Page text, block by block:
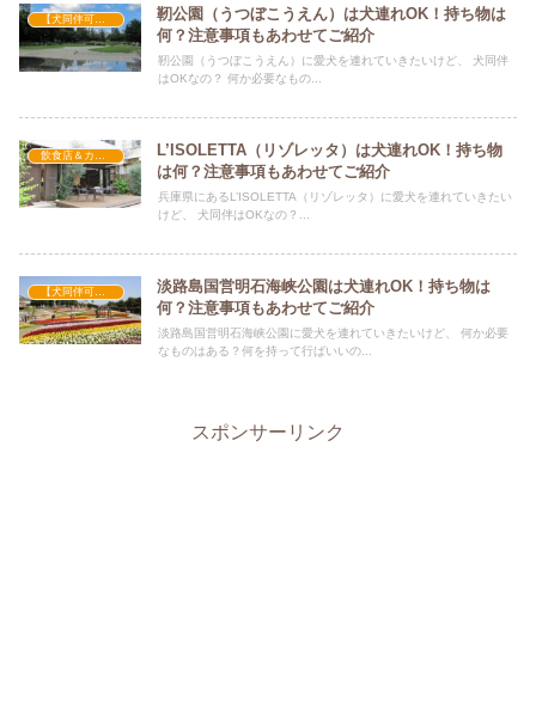
【犬同伴可】公園
靭公園（うつぼこうえん）は犬連れOK！持ち物は
何？注意事項もあわせてご紹介
靭公園（うつぼこうえん）に愛犬を連れていきたいけど、 犬同伴
はOKなの？ 何か必要なもの...
L’ISOLETTA（リゾレッタ）は犬連れOK！持ち物
は何？注意事項もあわせてご紹介
兵庫県にあるL’ISOLETTA（リゾレッタ）に愛犬を連れていきたい
けど、 犬同伴はOKなの？...
淡路島国営明石海峡公園は犬連れOK！持ち物は
何？注意事項もあわせてご紹介
淡路島国営明石海峡公園に愛犬を連れていきたいけど、 何か必要
なものはある？何を持って行ばいいの...
スポンサーリンク